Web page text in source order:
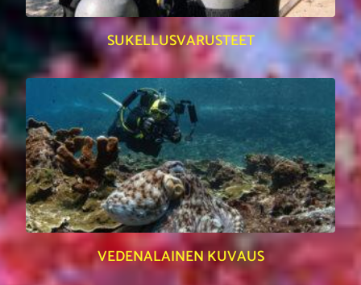
SUKELLUSVARUSTEET
VEDENALAINEN KUVAUS